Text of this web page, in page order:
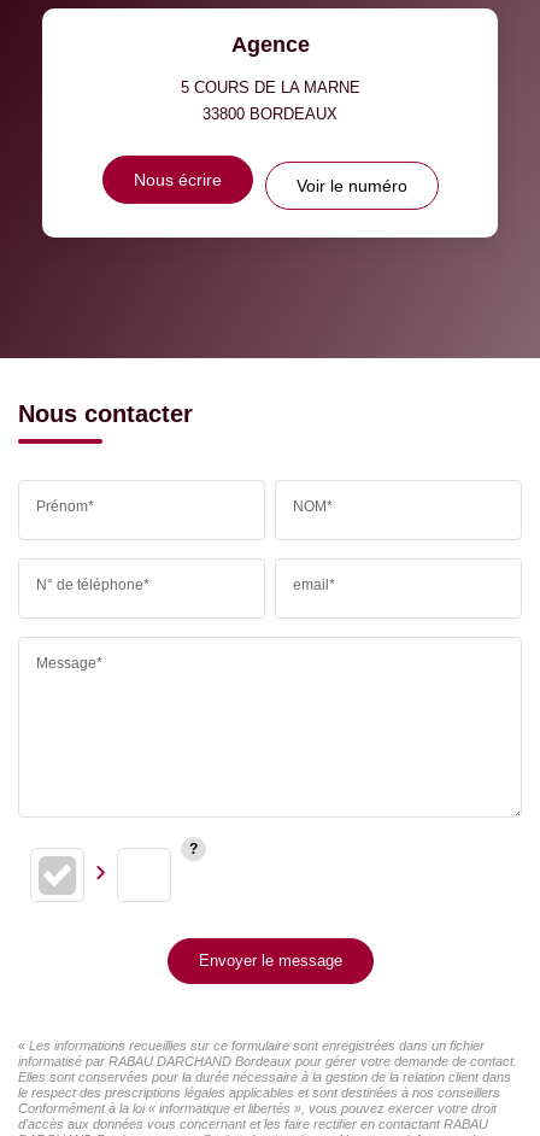
Agence
5 COURS DE LA MARNE
33800 BORDEAUX
Nous écrire Voir le numéro
Nous contacter
Prénom* NOM*
N° de téléphone* email*
Message*
Envoyer le message
« Les informations recueillies sur ce formulaire sont enregistrées dans un fichier
informatisé par RABAU DARCHAND Bordeaux pour gérer votre demande de contact.
Elles sont conservées pour la durée nécessaire à la gestion de la relation client dans
le respect des prescriptions légales applicables et sont destinées à nos conseillers
Conformément à la loi « informatique et libertés », vous pouvez exercer votre droit
d'accès aux données vous concernant et les faire rectifier en contactant RABAU